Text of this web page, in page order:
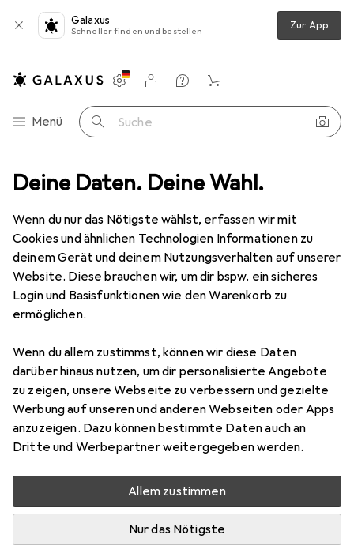
Deine Daten. Deine Wahl.
Wenn du nur das Nötigste wählst, erfassen wir mit
Cookies und ähnlichen Technologien Informationen zu
deinem Gerät und deinem Nutzungsverhalten auf unserer
Website. Diese brauchen wir, um dir bspw. ein sicheres
Login und Basisfunktionen wie den Warenkorb zu
ermöglichen.
Wenn du allem zustimmst, können wir diese Daten
darüber hinaus nutzen, um dir personalisierte Angebote
zu zeigen, unsere Webseite zu verbessern und gezielte
Werbung auf unseren und anderen Webseiten oder Apps
anzuzeigen. Dazu können bestimmte Daten auch an
Dritte und Werbepartner weitergegeben werden.
Allem zustimmen
Nur das Nötigste
Galaxus
Schneller finden und bestellen Zur App
Navigation nach Kategorien
Menü Suche
Einstellungen
Kundenkonto
Vergleichslisten
Merklisten
Warenkorb
Gehäuse PC Gehäuse Silverstone RM23-502
22 Bilder
Silverstone RM23-502
Preis in EUR inkl. MwSt.
EUR
211,25
1
Bewertungen Marke
Mehr von Silverstone
Zwischen Mi, 19.8. und Fr, 21.8. geliefert
Nur 1 Stück an Lager beim Lieferanten
Benachrichtigen, wenn schneller verfügbar